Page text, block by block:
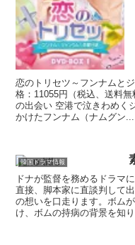
恋のトリセツ～フンナムと
格：11055円（税込、送料
の出会い 空港で泣きわめく
かけたフンナム（ナムグン...
韓国ドラマ情報
ドナが監督を務めるドラマ
直接、脚本家に直談判して
の想いを口走ります。ボム
け、ボムの持病の背景を知